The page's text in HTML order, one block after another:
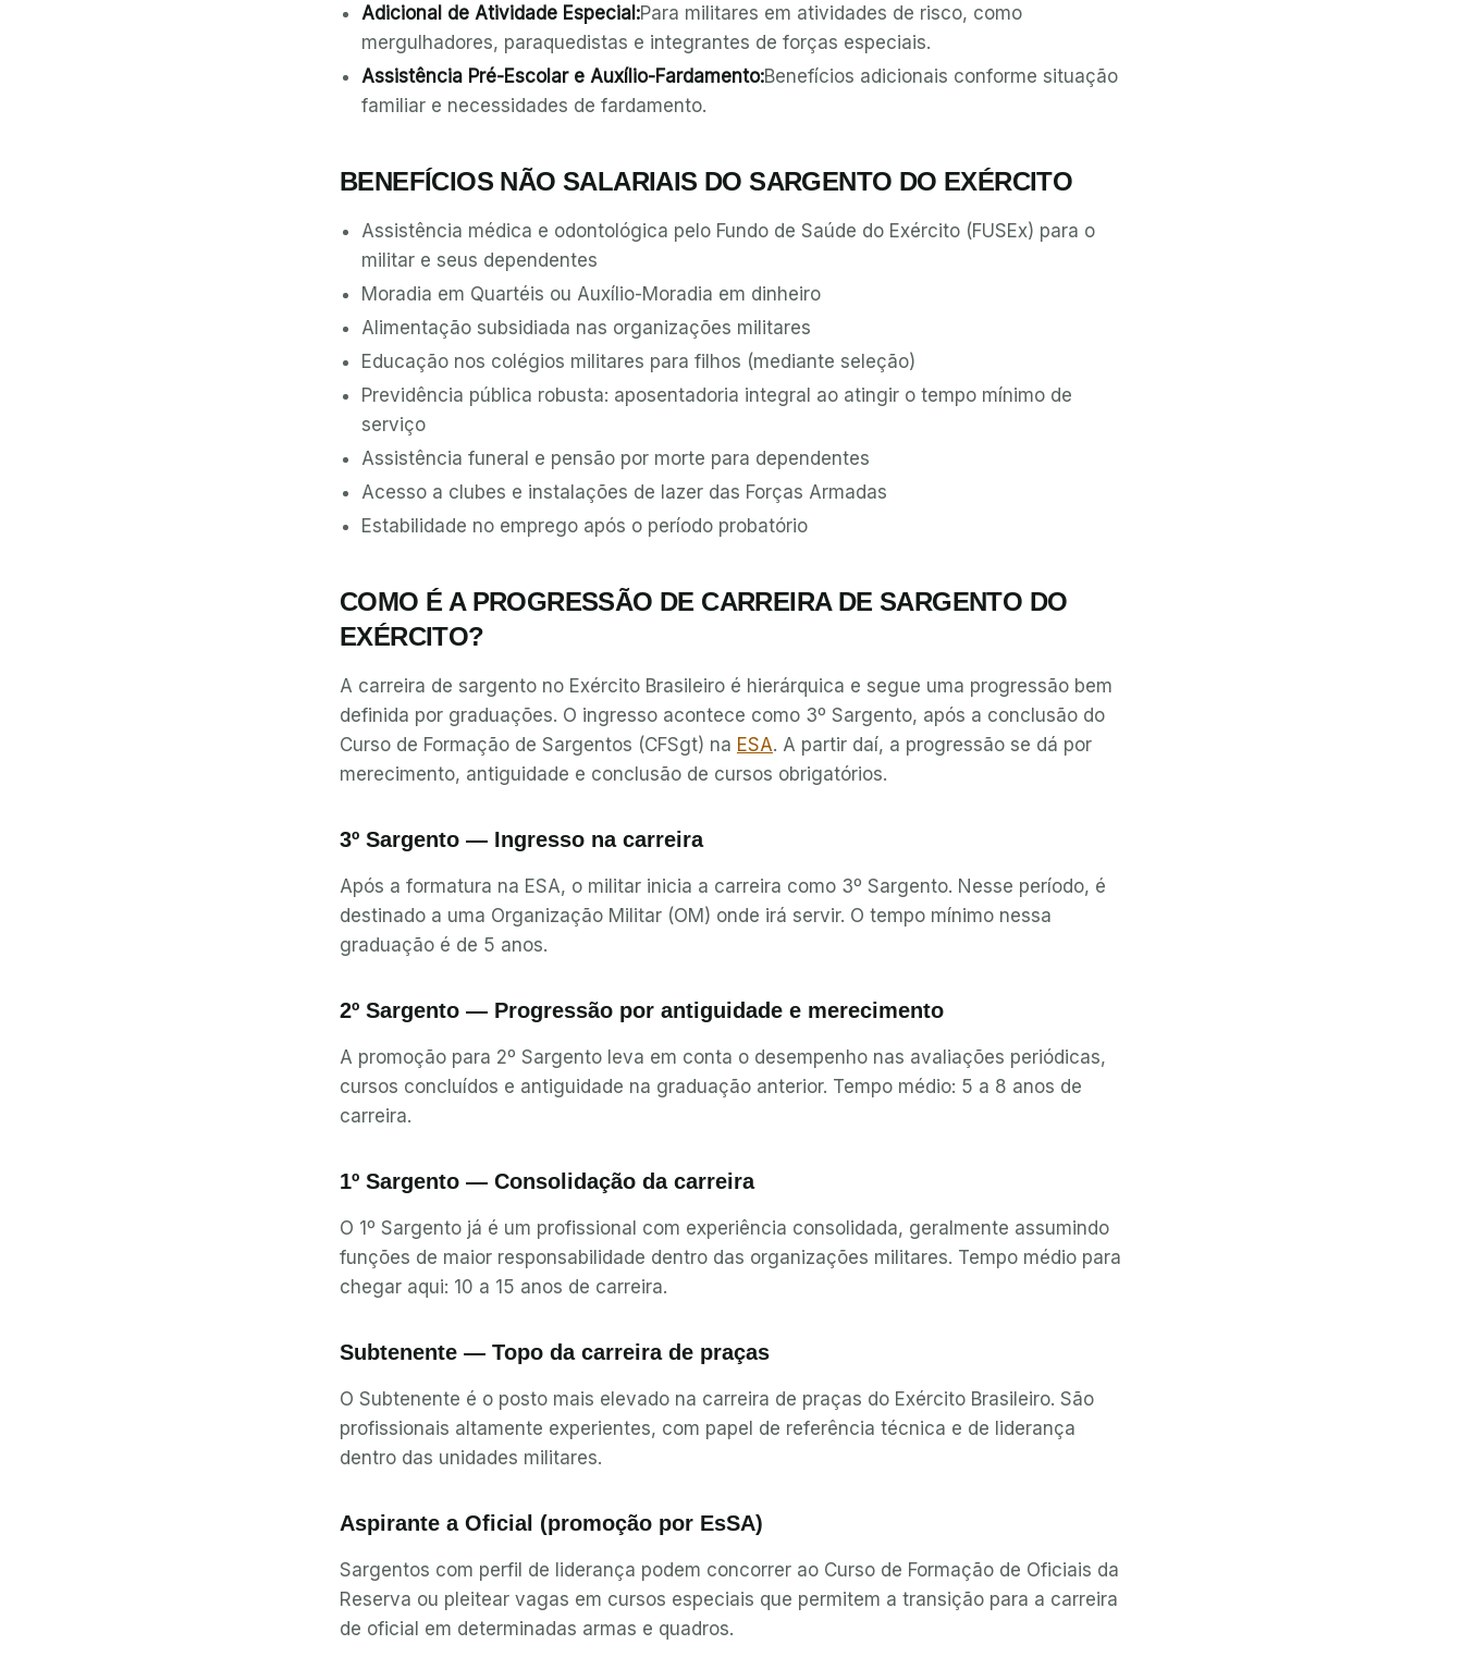
Adicional de Atividade Especial:Para militares em atividades de risco, como
mergulhadores, paraquedistas e integrantes de forças especiais.
Assistência Pré-Escolar e Auxílio-Fardamento:Benefícios adicionais conforme situação
familiar e necessidades de fardamento.
BENEFÍCIOS NÃO SALARIAIS DO SARGENTO DO EXÉRCITO
Assistência médica e odontológica pelo Fundo de Saúde do Exército (FUSEx) para o
militar e seus dependentes
Moradia em Quartéis ou Auxílio-Moradia em dinheiro
Alimentação subsidiada nas organizações militares
Educação nos colégios militares para filhos (mediante seleção)
Previdência pública robusta: aposentadoria integral ao atingir o tempo mínimo de
serviço
Assistência funeral e pensão por morte para dependentes
Acesso a clubes e instalações de lazer das Forças Armadas
Estabilidade no emprego após o período probatório
COMO É A PROGRESSÃO DE CARREIRA DE SARGENTO DO
EXÉRCITO?
A carreira de sargento no Exército Brasileiro é hierárquica e segue uma progressão bem
definida por graduações. O ingresso acontece como 3º Sargento, após a conclusão do
Curso de Formação de Sargentos (CFSgt) na ESA. A partir daí, a progressão se dá por
merecimento, antiguidade e conclusão de cursos obrigatórios.
3º Sargento — Ingresso na carreira
Após a formatura na ESA, o militar inicia a carreira como 3º Sargento. Nesse período, é
destinado a uma Organização Militar (OM) onde irá servir. O tempo mínimo nessa
graduação é de 5 anos.
2º Sargento — Progressão por antiguidade e merecimento
A promoção para 2º Sargento leva em conta o desempenho nas avaliações periódicas,
cursos concluídos e antiguidade na graduação anterior. Tempo médio: 5 a 8 anos de
carreira.
1º Sargento — Consolidação da carreira
O 1º Sargento já é um profissional com experiência consolidada, geralmente assumindo
funções de maior responsabilidade dentro das organizações militares. Tempo médio para
chegar aqui: 10 a 15 anos de carreira.
Subtenente — Topo da carreira de praças
O Subtenente é o posto mais elevado na carreira de praças do Exército Brasileiro. São
profissionais altamente experientes, com papel de referência técnica e de liderança
dentro das unidades militares.
Aspirante a Oficial (promoção por EsSA)
Sargentos com perfil de liderança podem concorrer ao Curso de Formação de Oficiais da
Reserva ou pleitear vagas em cursos especiais que permitem a transição para a carreira
de oficial em determinadas armas e quadros.